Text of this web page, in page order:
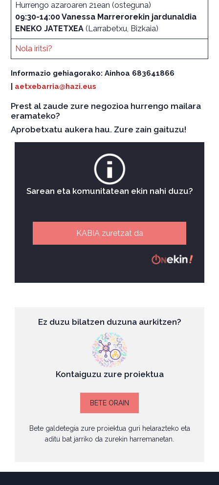
Hurrengo azaroaren 21ean (osteguna)
09:30-14:00 Vanessa Marrerorekin jardunaldia
ENEKO JATETXEA (Larrabetxu, Bizkaia)
Nola iritsi?
Informazio gehiagorako: Ainhoa 683641866
aetxebarria@hazi.eus
Prest al zaude zure negozioa hurrengo mailara
eramateko?
Aprobetxatu aukera hau. Zure zain gaituzu!
Sarean eta komunitatean ekin nahi duzu?
KABIA zuretzat da
Ez duzu bilatzen duzuna aurkitzen?
Kontaiguzu zure proiektua
BETE ORAIN
Bete galdetegia zure proiektua guri helarazteko eta
aditu bat jarriko da zurekin harremanetan.